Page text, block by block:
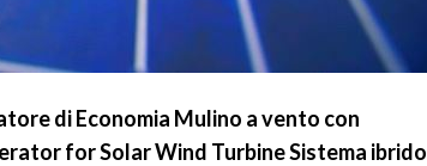
di Economia Mulino a vento con
for Solar Wind Turbine Sistema ibrido